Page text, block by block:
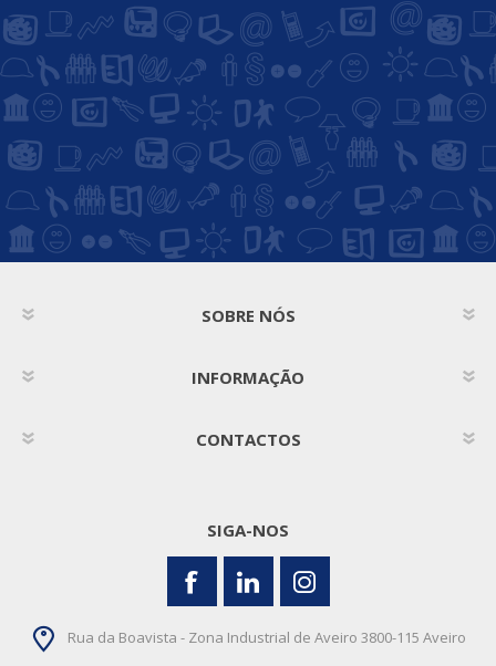
SOBRE NÓS
INFORMAÇÃO
CONTACTOS
SIGA-NOS
Rua da Boavista - Zona Industrial de Aveiro 3800-115 Aveiro